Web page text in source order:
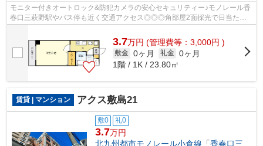
モニター付きオートロック&防犯カメラの安心セキュリティー♪モノレール香
春口三萩野駅やバス停も近く交通アクセス◎◎◎角部屋2面採光で日当た
3.7万円 (管理費等：3,000円 )
敷金 0ヶ月 礼金 0ヶ月
1階 / 1K / 23.80㎡
賃貸 | マンション アクス敷島21
敷0 礼0
3.7万円
北九州都市モノレール小倉線 「香春口三